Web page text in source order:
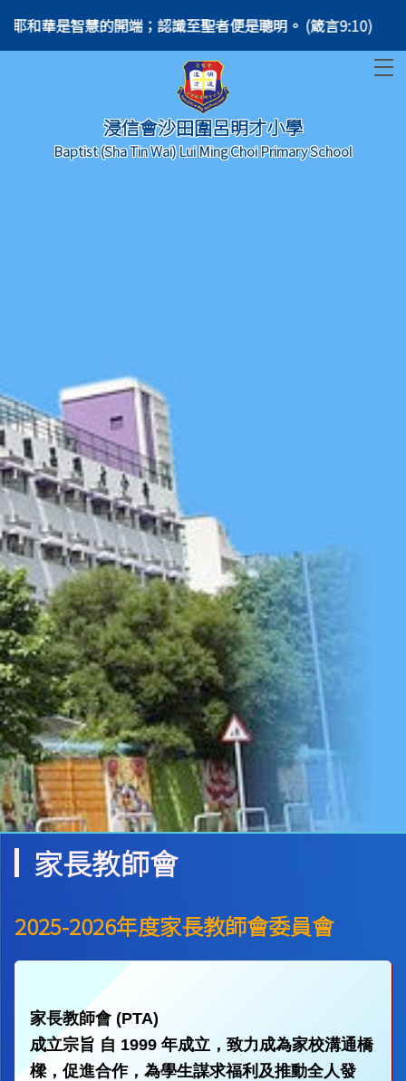
華是智慧的開端；認識至聖者便是聰明。 (箴言9:10)
浸信會沙田圍呂明才小學
Baptist (Sha Tin Wai) Lui Ming Choi Primary School
家長教師會
2025-2026年度家長教師會委員會
家長教師會 (PTA)
成立宗旨 自 1999 年成立，致力成為家校溝通橋
樑，促進合作，為學生謀求福利及推動全人發